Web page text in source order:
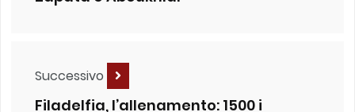
Successivo
Filadelfia, l’allenamento: 1500 i